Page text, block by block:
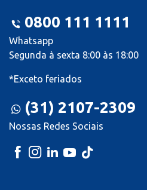
0800 111 1111
Whatsapp
Segunda à sexta 8:00 às 18:00
*Exceto feriados
(31) 2107-2309
Nossas Redes Sociais